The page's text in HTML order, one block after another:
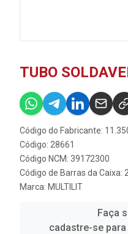
TUBO
Código do Fabricante:
Código: 28661
Código NCM: 39172300
Código de Barras da Caixa:
Marca: MULTILIT
Faça
cadastre-se